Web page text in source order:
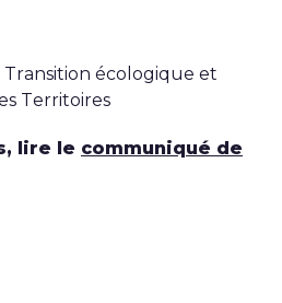
écologique et
Territoires
lire le communiqué de